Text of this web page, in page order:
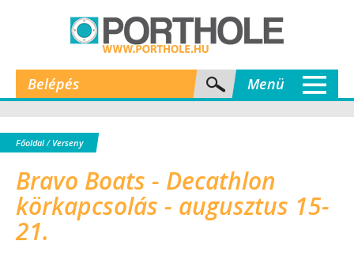
Belépés Menü
Főoldal/ Verseny
Bravo Boats - Decathlon
körkapcsolás - augusztus 15-
21.